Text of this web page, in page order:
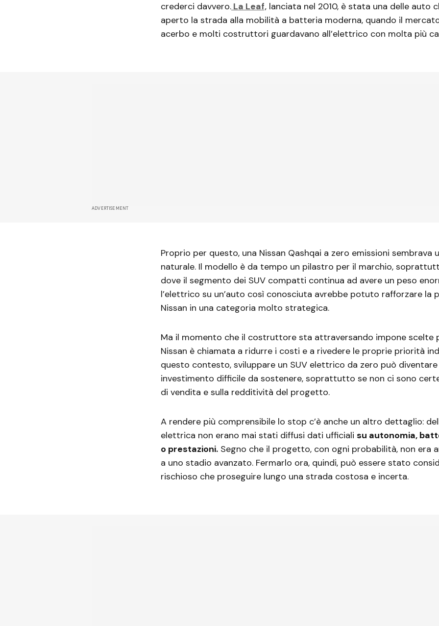
crederci davvero. La Leaf, lanciata nel 2010, è stata una delle auto
aperto la strada alla mobilità a batteria moderna, quando il
acerbo e molti costruttori guardavano all’elettrico con molta più
ADVERTISEMENT
Proprio per questo, una Nissan Qashqai a zero emissioni sembrava
naturale. Il modello è da tempo un pilastro per il marchio,
dove il segmento dei SUV compatti continua ad avere un peso
l’elettrico su un’auto così conosciuta avrebbe potuto rafforzare la
Nissan in una categoria molto strategica.
Ma il momento che il costruttore sta attraversando impone scelte
Nissan è chiamata a ridurre i costi e a rivedere le proprie priorità
questo contesto, sviluppare un SUV elettrico da zero può diventare
investimento difficile da sostenere, soprattutto se non ci sono
di vendita e sulla redditività del progetto.
A rendere più comprensibile lo stop c’è anche un altro dettaglio:
elettrica non erano mai stati diffusi dati ufficiali su autonomia,
o prestazioni. Segno che il progetto, con ogni probabilità, non era
a uno stadio avanzato. Fermarlo ora, quindi, può essere stato
rischioso che proseguire lungo una strada costosa e incerta.